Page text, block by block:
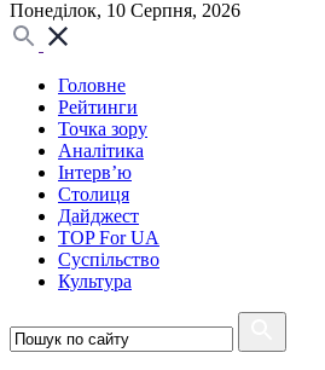
Понеділок, 10 Серпня, 2026
Головне
Рейтинги
Точка зору
Аналітика
Інтерв’ю
Столиця
Дайджест
TOP For UA
Суспiльство
Культура